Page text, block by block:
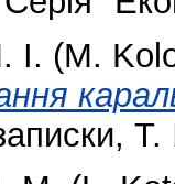
І. (M.
Т.